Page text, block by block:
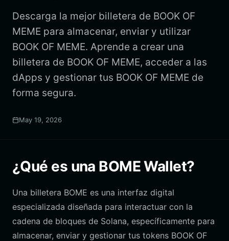
Descarga la mejor billetera de BOOK OF
MEME para almacenar, enviar y utilizar
BOOK OF MEME. Aprende a crear una
billetera de BOOK OF MEME, acceder a las
dApps y gestionar tus BOOK OF MEME de
forma segura.
May 19, 2026
¿Qué es una BOME Wallet?
Una billetera BOME es una interfaz digital
especializada diseñada para interactuar con la
cadena de bloques de Solana, específicamente para
almacenar, enviar y gestionar tus tokens BOOK OF